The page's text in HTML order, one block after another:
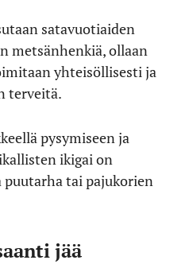
satavuotiaiden
metsänhenkiä, ollaan
yhteisöllisesti ja
terveitä.
pysymiseen ja
ikigai on
tai pajukorien
jää